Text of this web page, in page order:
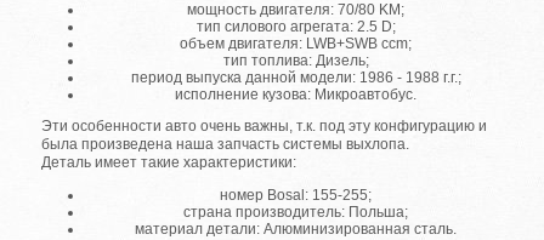
мощность двигателя: 70/80 KM;
тип силового агрегата: 2.5 D;
объем двигателя: LWB+SWB ccm;
тип топлива: Дизель;
период выпуска данной модели: 1986 - 1988 г.г.;
исполнение кузова: Микроавтобус.
Эти особенности авто очень важны, т.к. под эту конфигурацию и
была произведена наша запчасть системы выхлопа.
Деталь имеет такие характеристики:
номер Bosal: 155-255;
страна производитель: Польша;
материал детали: Алюминизированная сталь.